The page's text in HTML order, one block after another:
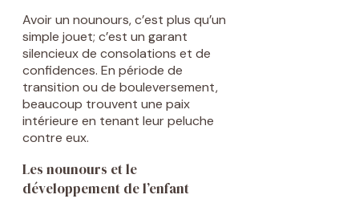
Avoir un nounours, c’est plus qu’un
simple jouet; c’est un garant
silencieux de consolations et de
confidences. En période de
transition ou de bouleversement,
beaucoup trouvent une paix
intérieure en tenant leur peluche
contre eux.
Les nounours et le
développement de l’enfant